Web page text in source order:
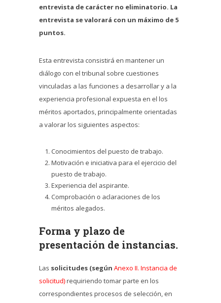
entrevista de carácter no eliminatorio. La
entrevista se valorará con un máximo de 5
puntos.
Esta entrevista consistirá en mantener un
diálogo con el tribunal sobre cuestiones
vinculadas a las funciones a desarrollar y a la
experiencia profesional expuesta en el los
méritos aportados, principalmente orientadas
a valorar los siguientes aspectos:
Conocimientos del puesto de trabajo.
Motivación e iniciativa para el ejercicio del
puesto de trabajo.
Experiencia del aspirante.
Comprobación o aclaraciones de los
méritos alegados.
Forma y plazo de
presentación de instancias.
Las solicitudes (según Anexo II. Instancia de
solicitud)requiriendo tomar parte en los
correspondientes procesos de selección, en